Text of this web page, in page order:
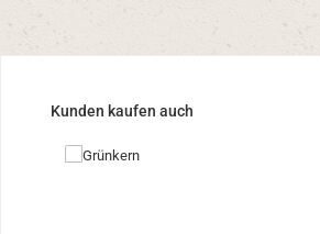
Produktgalerie überspringen
Kunden kaufen auch